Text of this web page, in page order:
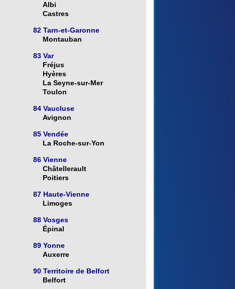
Albi
Castres
82 Tarn-et-Garonne
Montauban
83 Var
Fréjus
Hyères
La Seyne-sur-Mer
Toulon
84 Vaucluse
Avignon
85 Vendée
La Roche-sur-Yon
86 Vienne
Châtellerault
Poitiers
87 Haute-Vienne
Limoges
88 Vosges
Épinal
89 Yonne
Auxerre
90 Territoire de Belfort
Belfort